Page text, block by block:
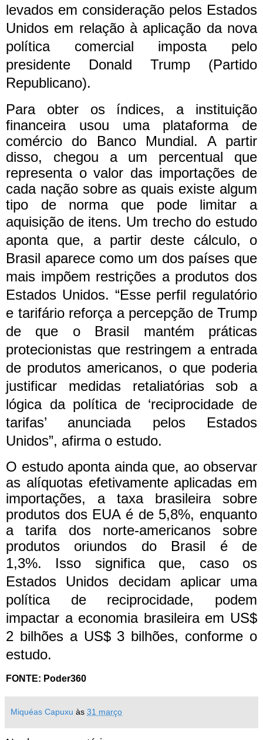
levados em consideração pelos Estados
Unidos em relação à aplicação da nova
política comercial imposta pelo
presidente Donald Trump (Partido
Republicano).
Para obter os índices, a instituição
financeira usou uma plataforma de
comércio do Banco Mundial. A partir
disso, chegou a um percentual que
representa o valor das importações de
cada nação sobre as quais existe algum
tipo de norma que pode limitar a
aquisição de itens. Um trecho do estudo
aponta que, a partir deste cálculo, o
Brasil aparece como um dos países que
mais impõem restrições a produtos dos
Estados Unidos. “Esse perfil regulatório
e tarifário reforça a percepção de Trump
de que o Brasil mantém práticas
protecionistas que restringem a entrada
de produtos americanos, o que poderia
justificar medidas retaliatórias sob a
lógica da política de ‘reciprocidade de
tarifas’ anunciada pelos Estados
Unidos”, afirma o estudo.
O estudo aponta ainda que, ao observar
as alíquotas efetivamente aplicadas em
importações, a taxa brasileira sobre
produtos dos EUA é de 5,8%, enquanto
a tarifa dos norte-americanos sobre
produtos oriundos do Brasil é de
1,3%. Isso significa que, caso os
Estados Unidos decidam aplicar uma
política de reciprocidade, podem
impactar a economia brasileira em US$
2 bilhões a US$ 3 bilhões, conforme o
estudo.
FONTE: Poder360
Miquéas Capuxu às 31 março